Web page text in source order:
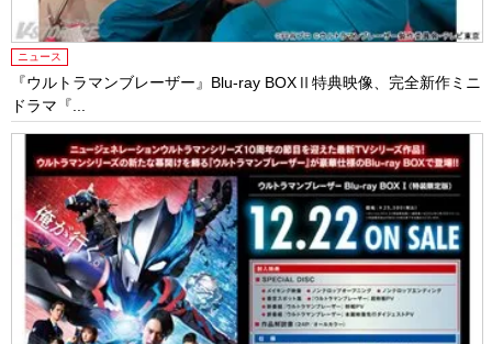
ニュース
『ウルトラマンブレーザー』Blu-ray BOXⅡ特典映像、完全新作ミニ
ドラマ『...